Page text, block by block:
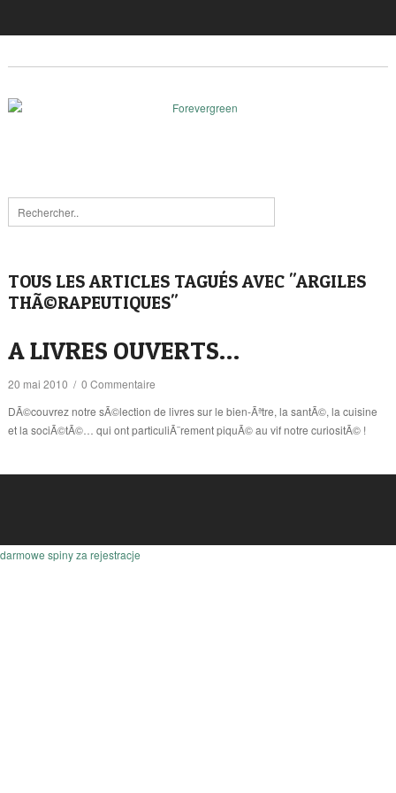
TOUS LES ARTICLES TAGUÉS AVEC "ARGILES
THÃ©RAPEUTIQUES"
A LIVRES OUVERTS…
20 mai 2010 / 0 Commentaire
DÃ©couvrez notre sÃ©lection de livres sur le bien-Ãªtre, la santÃ©, la cuisine
et la sociÃ©tÃ©… qui ont particuliÃ¨rement piquÃ© au vif notre curiositÃ© !
darmowe spiny za rejestracje